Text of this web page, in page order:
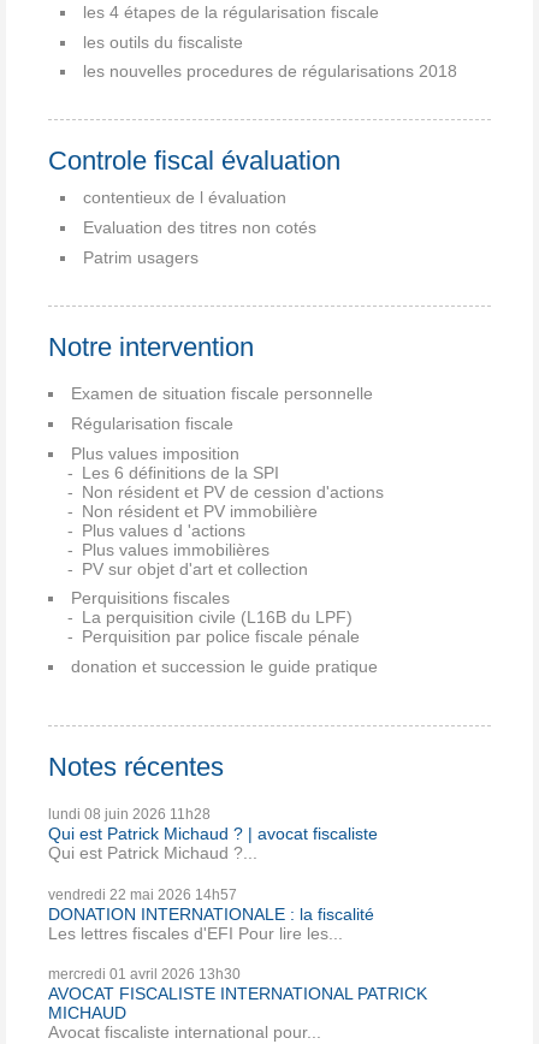
les 4 étapes de la régularisation fiscale
les outils du fiscaliste
les nouvelles procedures de régularisations 2018
Controle fiscal évaluation
contentieux de l évaluation
Evaluation des titres non cotés
Patrim usagers
Notre intervention
Examen de situation fiscale personnelle
Régularisation fiscale
Plus values imposition
Les 6 définitions de la SPI
Non résident et PV de cession d'actions
Non résident et PV immobilière
Plus values d 'actions
Plus values immobilières
PV sur objet d'art et collection
Perquisitions fiscales
La perquisition civile (L16B du LPF)
Perquisition par police fiscale pénale
donation et succession le guide pratique
Notes récentes
lundi 08 juin 2026 11h28
Qui est Patrick Michaud ? | avocat fiscaliste
Qui est Patrick Michaud ?...
vendredi 22 mai 2026 14h57
DONATION INTERNATIONALE : la fiscalité
Les lettres fiscales d'EFI Pour lire les...
mercredi 01 avril 2026 13h30
AVOCAT FISCALISTE INTERNATIONAL PATRICK
MICHAUD
Avocat fiscaliste international pour...